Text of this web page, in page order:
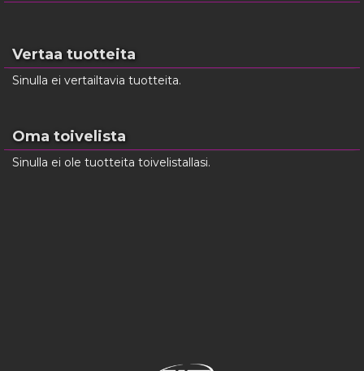
Vertaa tuotteita
Sinulla ei vertailtavia tuotteita.
Oma toivelista
Sinulla ei ole tuotteita toivelistallasi.